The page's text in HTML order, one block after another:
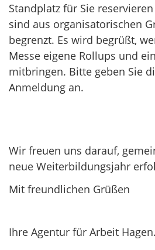
Standplatz für Sie
sind aus organisatorischen
begrenzt. Es wird begrüßt,
Messe eigene Rollups und
mitbringen. Bitte geben Sie
Anmeldung an.
Wir freuen uns darauf,
neue Weiterbildungsjahr
Mit freundlichen Grüßen
Ihre Agentur für Arbeit Hagen.